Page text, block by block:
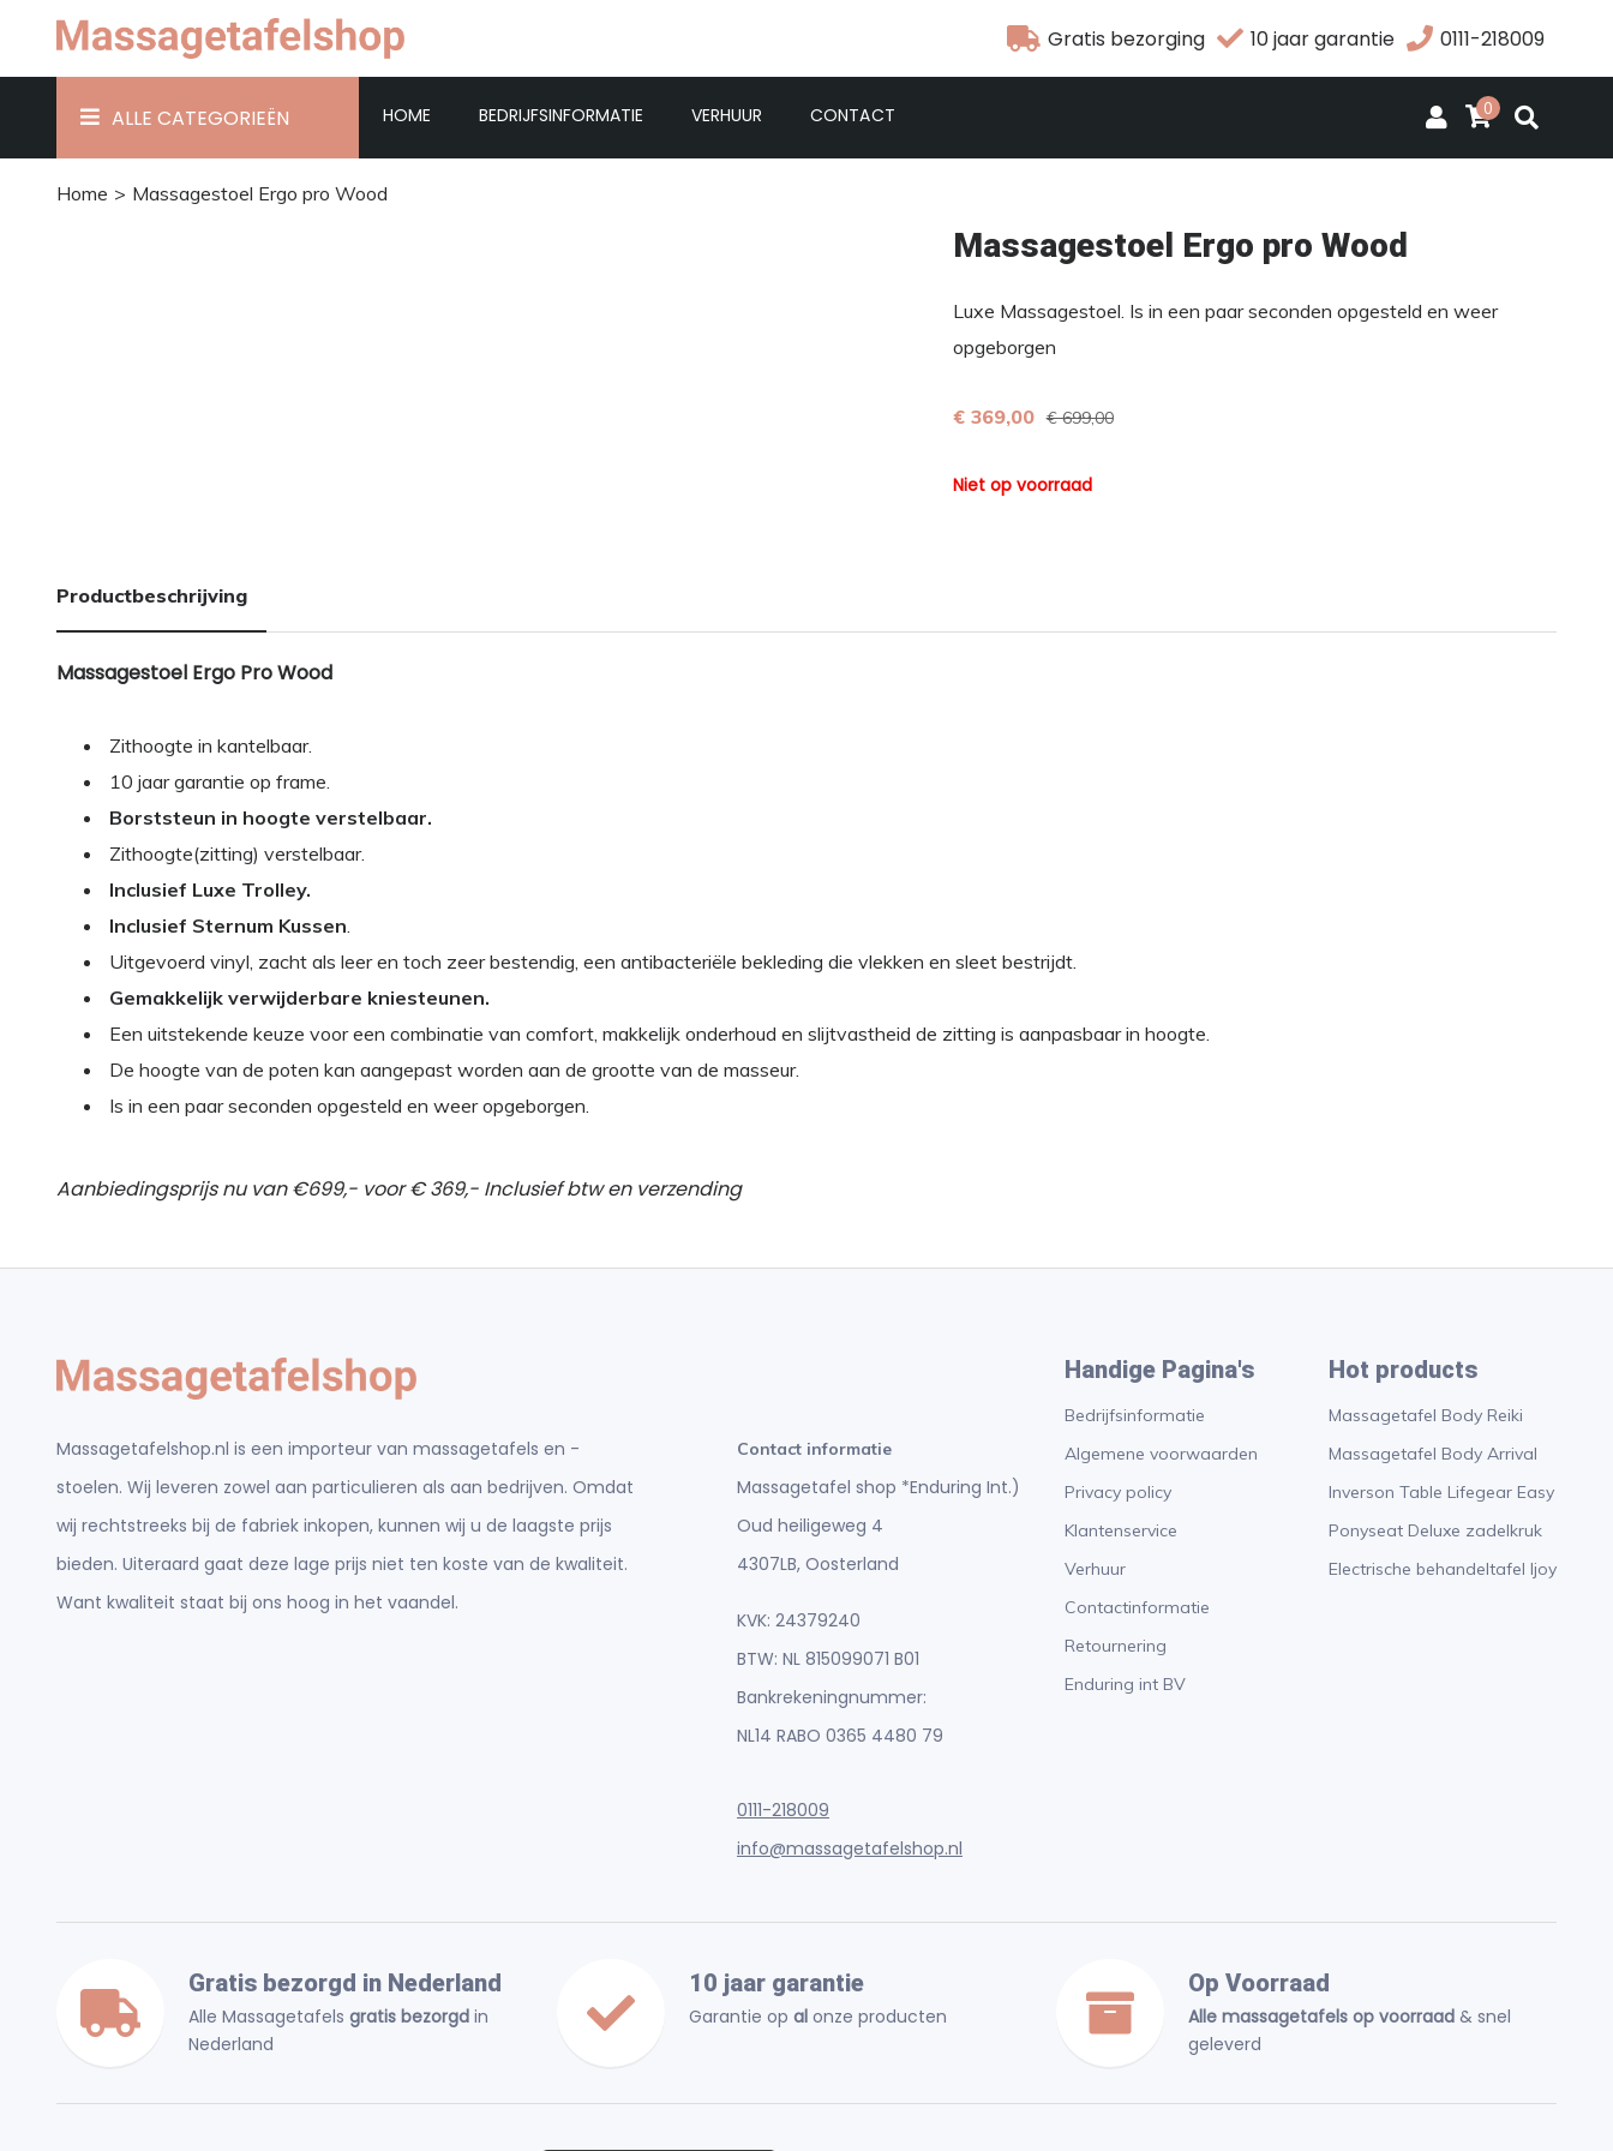
Gratis bezorging 10 jaar garantie 0111-218009
ALLE CATEGORIEËN HOME BEDRIJFSINFORMATIE VERHUUR CONTACT 0
Home Massagestoel Ergo pro Wood
Massagestoel Ergo pro Wood
Luxe Massagestoel. Is in een paar seconden opgesteld en weer
opgeborgen
€ 369,00 € 699,00
Niet op voorraad
Productbeschrijving
Massagestoel Ergo Pro Wood
Zithoogte in kantelbaar.
10 jaar garantie op frame.
Borststeun in hoogte verstelbaar.
Zithoogte(zitting) verstelbaar.
Inclusief Luxe Trolley.
Inclusief Sternum Kussen.
Uitgevoerd vinyl, zacht als leer en toch zeer bestendig, een antibacteriële bekleding die vlekken en sleet bestrijdt.
Gemakkelijk verwijderbare kniesteunen.
Een uitstekende keuze voor een combinatie van comfort, makkelijk onderhoud en slijtvastheid de zitting is aanpasbaar in hoogte.
De hoogte van de poten kan aangepast worden aan de grootte van de masseur.
Is in een paar seconden opgesteld en weer opgeborgen.
Aanbiedingsprijs nu van €699,- voor € 369,- Inclusief btw en verzending
Massagetafelshop.nl is een importeur van massagetafels en -
stoelen. Wij leveren zowel aan particulieren als aan bedrijven. Omdat
wij rechtstreeks bij de fabriek inkopen, kunnen wij u de laagste prijs
bieden. Uiteraard gaat deze lage prijs niet ten koste van de kwaliteit.
Want kwaliteit staat bij ons hoog in het vaandel.
Contact informatie
Massagetafel shop *Enduring Int.)
Oud heiligeweg 4
4307LB, Oosterland
KVK: 24379240
BTW: NL 815099071 B01
Bankrekeningnummer:
NL14 RABO 0365 4480 79
0111-218009
info@massagetafelshop.nl
Handige Pagina's
Bedrijfsinformatie
Algemene voorwaarden
Privacy policy
Klantenservice
Verhuur
Contactinformatie
Retournering
Enduring int BV
Hot products
Massagetafel Body Reiki
Massagetafel Body Arrival
Inverson Table Lifegear Easy
Ponyseat Deluxe zadelkruk
Electrische behandeltafel Ijoy
Gratis bezorgd in Nederland
Alle Massagetafels gratis bezorgd in
Nederland
10 jaar garantie
Garantie op alonze producten
Op Voorraad
Alle massagetafels op voorraad & snel
geleverd